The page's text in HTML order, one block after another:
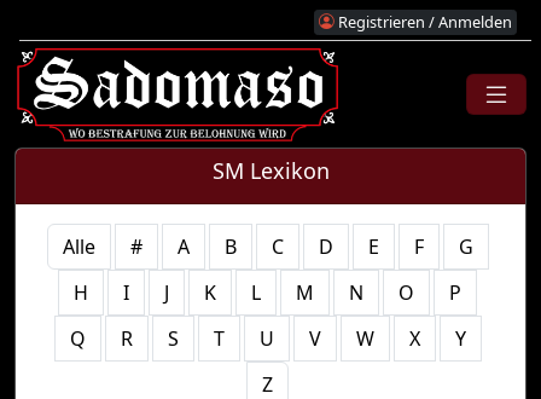
Registrieren / Anmelden
SM Lexikon
Alle # A B C D E F
G
H
I J K L M N O
P
Q
R S T U V W X
Y
Z